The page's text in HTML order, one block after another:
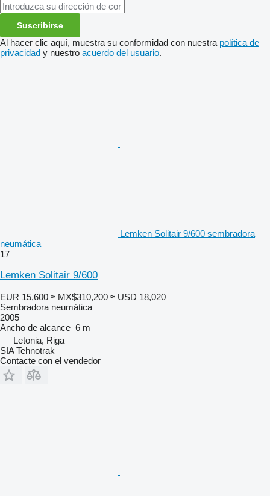
Suscribirse
Al hacer clic aquí, muestra su conformidad con nuestra política de
privacidad y nuestro acuerdo del usuario.
Lemken Solitair 9/600 sembradora
neumática
17
Lemken Solitair 9/600
EUR 15,600 ≈ MX$310,200 ≈ USD 18,020
Sembradora neumática
2005
Ancho de alcance 6 m
Letonia, Riga
SIA Tehnotrak
Contacte con el vendedor